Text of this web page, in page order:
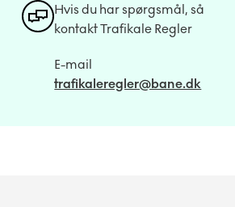
Hvis du har spørgsmål, så
kontakt Trafikale Regler
E-mail
trafikaleregler@bane.dk